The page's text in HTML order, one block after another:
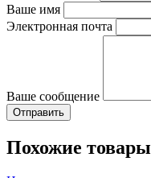
Ваше имя
Электронная почта
Ваше сообщение
Похожие товары